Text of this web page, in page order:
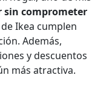
sin comprometer
Ikea cumplen
Además,
y descuentos
más atractiva.